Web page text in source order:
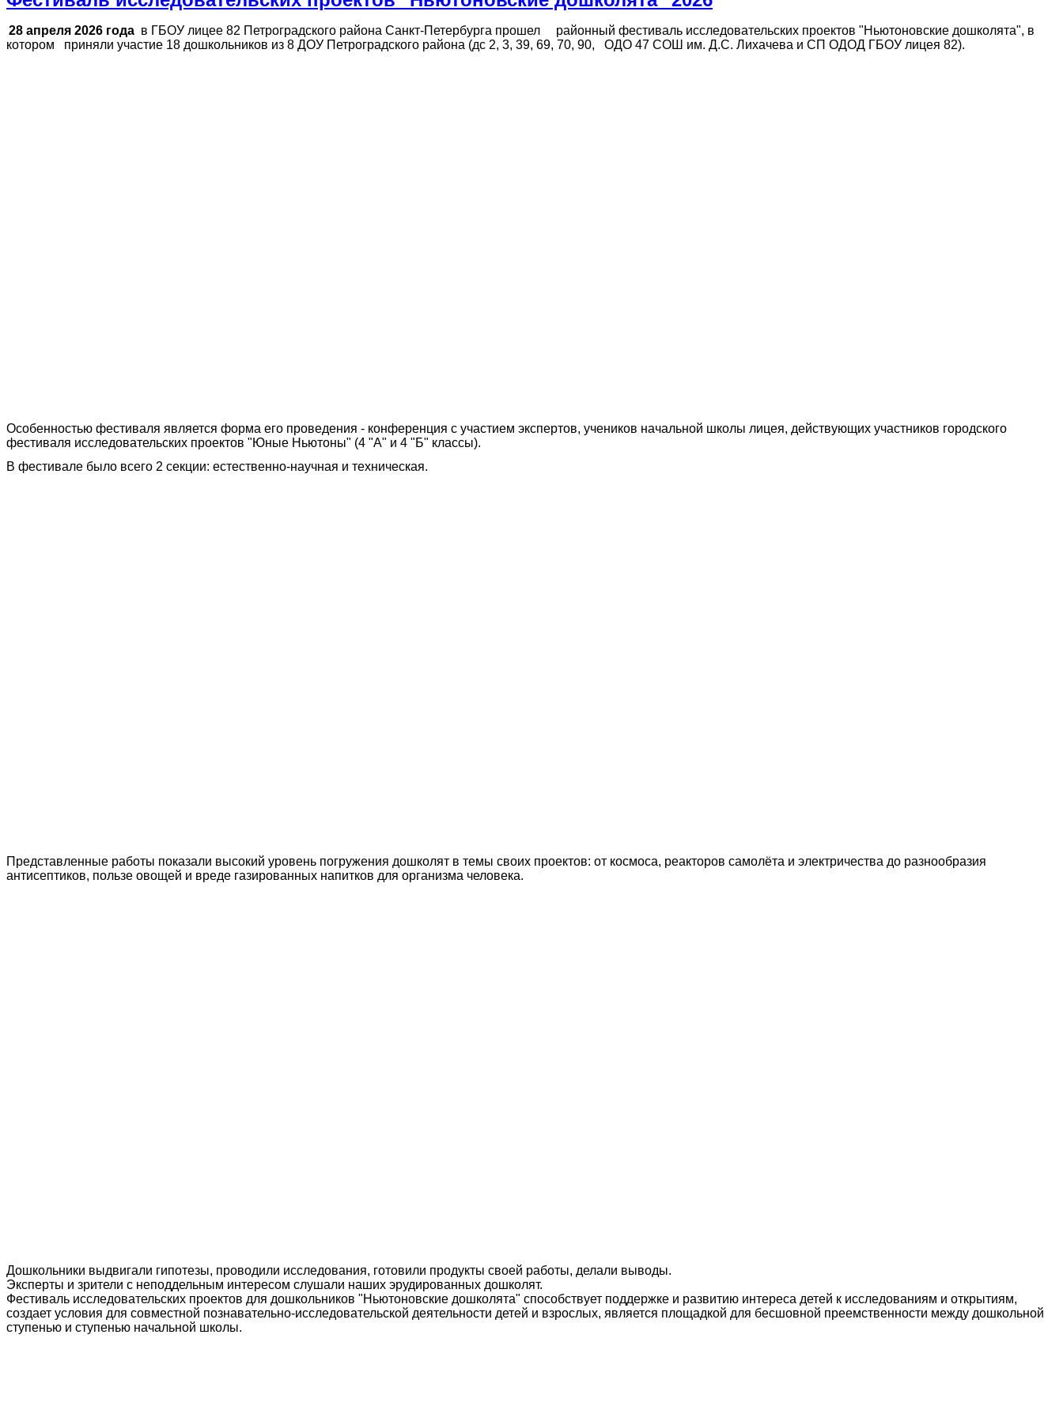
28 апреля 2026 года в ГБОУ лицее 82 Петроградского района Санкт-Петербурга прошел районный фестиваль исследовательских проектов "Ньютоновские дошколята", в
котором приняли участие 18 дошкольников из 8 ДОУ Петроградского района (дс 2, 3, 39, 69, 70, 90, ОДО 47 СОШ им. Д.С. Лихачева и СП ОДОД ГБОУ лицея 82).
Особенностью фестиваля является форма его проведения - конференция с участием экспертов, учеников начальной школы лицея, действующих участников городского
фестиваля исследовательских проектов "Юные Ньютоны" (4 "А" и 4 "Б" классы).
В фестивале было всего 2 секции: естественно-научная и техническая.
Представленные работы показали высокий уровень погружения дошколят в темы своих проектов: от космоса, реакторов самолёта и электричества до разнообразия
антисептиков, пользе овощей и вреде газированных напитков для организма человека.
Дошкольники выдвигали гипотезы, проводили исследования, готовили продукты своей работы, делали выводы.
Эксперты и зрители с неподдельным интересом слушали наших эрудированных дошколят.
Фестиваль исследовательских проектов для дошкольников "Ньютоновские дошколята" способствует поддержке и развитию интереса детей к исследованиям и открытиям,
создает условия для совместной познавательно-исследовательской деятельности детей и взрослых, является площадкой для бесшовной преемственности между дошкольной
ступенью и ступенью начальной школы.